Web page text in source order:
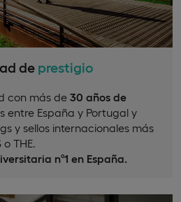
de prestigio
con más de 30 años de
entre España y Portugal y
y sellos internacionales más
THE.
nº1 en España.